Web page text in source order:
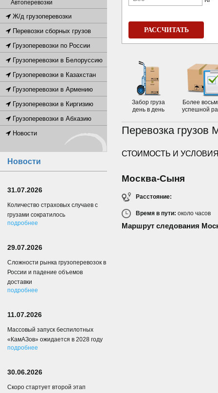
РАССЧИТАТЬ
Забор груза
день в день
Более
успешной
Перевозка грузов
СТОИМОСТЬ И
Москва-Сыня
Расстояние:
Время в пути: около часов
Маршрут следования
Автоперевозки
Ж/д грузоперевозки
Перевозки сборных грузов
Грузоперевозки по России
Грузоперевозки в Белоруссию
Грузоперевозки в Казахстан
Грузоперевозки в Армению
Грузоперевозки в Киргизию
Грузоперевозки в Абхазию
Новости
Новости
31.07.2026
Количество страховых случаев с
грузами сократилось
подробнее
29.07.2026
Сложности рынка грузоперевозок в
России и падение объемов
доставки
подробнее
11.07.2026
Массовый запуск беспилотных
«КамАЗов» ожидается в 2028 году
подробнее
30.06.2026
Скоро стартует второй этап